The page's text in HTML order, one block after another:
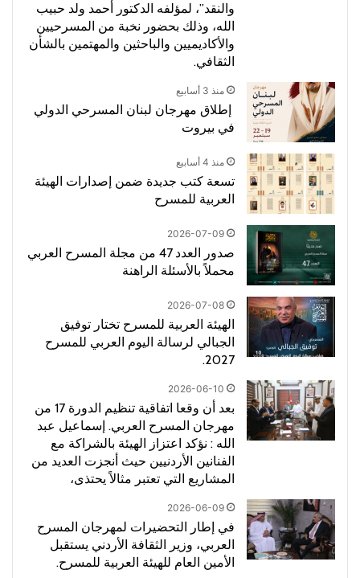
والنقد”، لمؤلفه الدكتور أحمد ولد حبيب
الله، وذلك بحضور نخبة من المسرحيين
والأكاديميين والباحثين والمهتمين بالشأن
الثقافي.
منذ 3 أسابيع
إطلاق مهرجان لبنان المسرحي الدولي
في بيروت
منذ 4 أسابيع
تسعة كتب جديدة ضمن إصدارات الهيئة
العربية للمسرح
2026-07-09
صدور العدد 47 من مجلة المسرح العربي
محملاً بالأسئلة الراهنة
2026-07-08
الهيئة العربية للمسرح تختار توفيق
الجبالي لرسالة اليوم العربي للمسرح
2027.
2026-06-10
بعد أن وقعا اتفاقية تنظيم الدورة 17 من
مهرجان المسرح العربي. إسماعيل عبد
الله : نؤكد اعتزاز الهيئة بالشراكة مع
الفنانين الأردنيين حيث أنجزت العديد من
المشاريع التي تعتبر مثالاً يحتذى،
2026-06-09
في إطار التحضيرات لمهرجان المسرح
العربي، وزير الثقافة الأردني يستقبل
الأمين العام للهيئة العربية للمسرح.